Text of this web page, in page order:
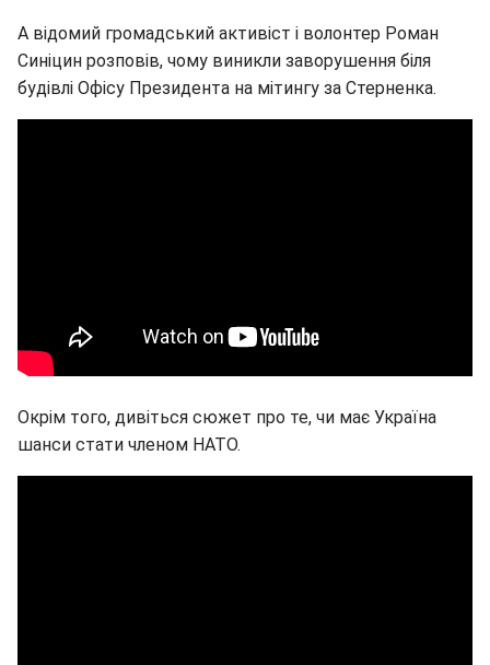
А відомий громадський активіст і волонтер Роман
Синіцин розповів, чому виникли заворушення біля
будівлі Офісу Президента на мітингу за Стерненка.
Окрім того, дивіться сюжет про те, чи має Україна
шанси стати членом НАТО.